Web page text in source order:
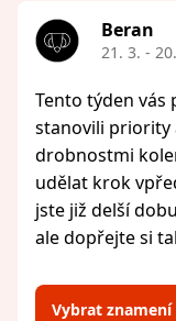
Beran
21. 3. -
Tento týden vás
stanovili priority
drobnostmi
udělat krok
jste již delší
ale dopřejte si
Vybrat znamení